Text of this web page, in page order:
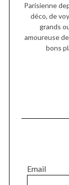
Parisienne
déco, de
grands
amoureuse
bons
Email